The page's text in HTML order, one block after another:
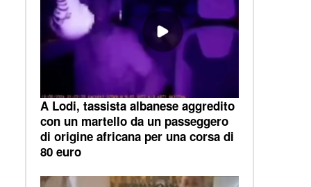
A Lodi, tassista albanese aggredito
con un martello da un passeggero
di origine africana per una corsa di
80 euro